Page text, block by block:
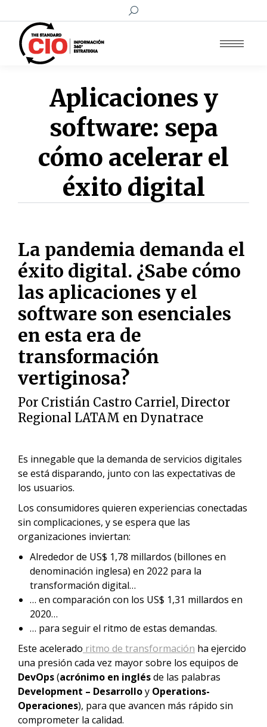
Buscar:
Aplicaciones y
software: sepa
cómo acelerar el
éxito digital
La pandemia demanda el
éxito digital. ¿Sabe cómo
las aplicaciones y el
software son esenciales
en esta era de
transformación
vertiginosa?
Por Cristián Castro Carriel, Director
Regional LATAM en Dynatrace
Es innegable que la demanda de servicios digitales
se está disparando, junto con las expectativas de
los usuarios.
Los consumidores quieren experiencias conectadas
sin complicaciones, y se espera que las
organizaciones inviertan:
Alrededor de US$ 1,78 millardos (billones en
denominación inglesa) en 2022 para la
transformación digital…
… en comparación con los US$ 1,31 millardos en
2020…
… para seguir el ritmo de estas demandas.
Este acelerado ritmo de transformación ha ejercido
una presión cada vez mayor sobre los equipos de
DevOps(acrónimo en inglésde las palabras
Development – Desarrolloy Operations-
Operaciones), para que avancen más rápido sin
comprometer la calidad.